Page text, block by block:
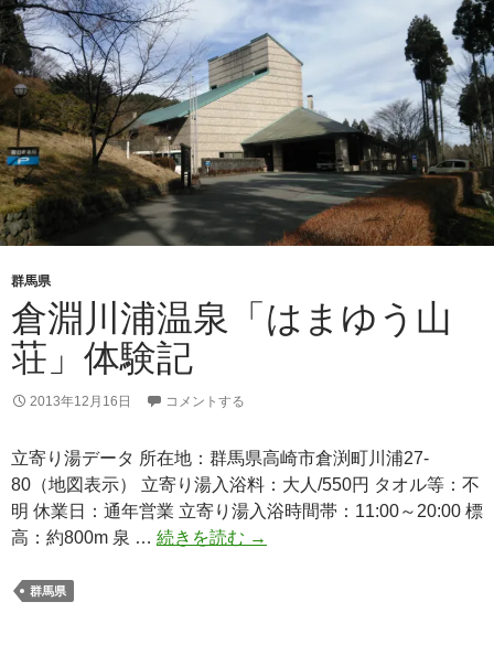
「ホ
ル
湯
の
陣」
体
験
記
群馬県
倉淵川浦温泉「はまゆう山
荘」体験記
2013年12月16日 コメントする
立寄り湯データ 所在地：群馬県高崎市倉渕町川浦27-
80（地図表示） 立寄り湯入浴料：大人/550円 タオル等：不
明 休業日：通年営業 立寄り湯入浴時間帯：11:00～20:00 標
高：約800m 泉 … 続きを読む 倉
→
群馬県